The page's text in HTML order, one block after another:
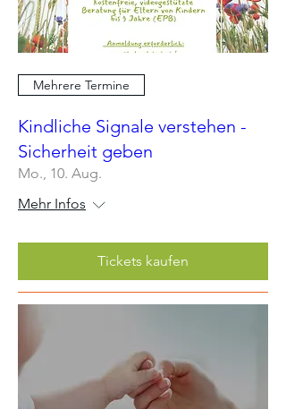
Mehrere Termine
Kindliche Signale verstehen -
Sicherheit geben
Mo., 10. Aug.
Mehr Infos
Tickets kaufen